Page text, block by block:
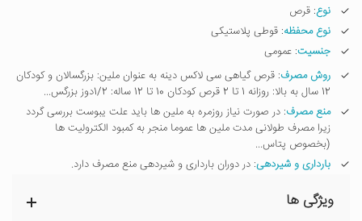
نوع: قرص
نوع محفظه: قوطی پلاستیکی
جنسیت: عمومی
روش مصرف: قرص گیاهی سی لاکس دینه به عنوان ملین: بزرگسالان و کودکان
12 سال به بالا: روزانه 1 تا 2 قرص کودکان 10 تا 12 ساله: 1/2دوز بزرگس...
منع مصرف: در صورت نیاز روزمره به ملین ها باید علت یبوست بررسی گردد
زیرا مصرف طولانی مدت ملین ها عموما منجر به کمبود الکترولیت ها
(بخصوص پتاس...
بارداری و شیردهی: در دوران بارداری و شیردهی منع مصرف دارد.
ویژگی ها